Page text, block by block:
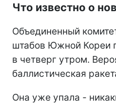
Что известно о
Объединенный
штабов Южной Кореи
в четверг утром.
баллистическая
Она уже упала -